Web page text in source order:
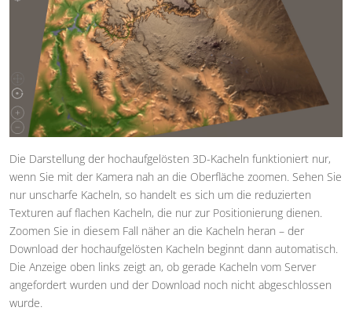
Die Darstellung der hochaufgelösten 3D-Kacheln funktioniert nur,
wenn Sie mit der Kamera nah an die Oberfläche zoomen. Sehen Sie
nur unscharfe Kacheln, so handelt es sich um die reduzierten
Texturen auf flachen Kacheln, die nur zur Positionierung dienen.
Zoomen Sie in diesem Fall näher an die Kacheln heran – der
Download der hochaufgelösten Kacheln beginnt dann automatisch.
Die Anzeige oben links zeigt an, ob gerade Kacheln vom Server
angefordert wurden und der Download noch nicht abgeschlossen
wurde.